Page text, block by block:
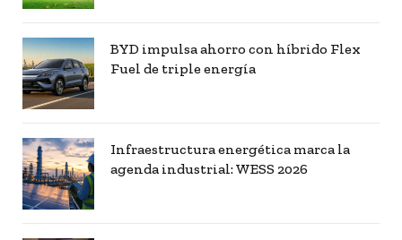
BYD impulsa ahorro con híbrido Flex
Fuel de triple energía
Infraestructura energética marca la
agenda industrial: WESS 2026